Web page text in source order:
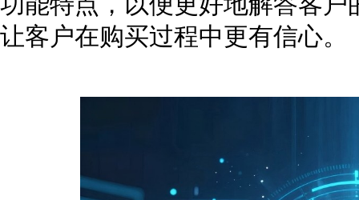
让客户在购买过程中更有信心。